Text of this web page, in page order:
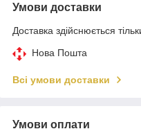
Умови доставки
Доставка здійснюється
Нова Пошта
Всі умови доставки
Умови оплати